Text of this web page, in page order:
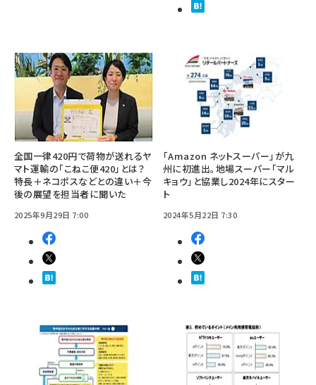
全国一律420円で荷物が送れるヤ
マト運輸の「こねこ便420」とは？
特長＋ネコポスなどとの違い＋今
後の展望を担当者に聞いた
2025年9月29日 7:00
「Amazon ネットスーパー」が九
州に初進出。地場スーパー「マル
キョウ」と協業し2024年にスター
ト
2024年5月22日 7:30